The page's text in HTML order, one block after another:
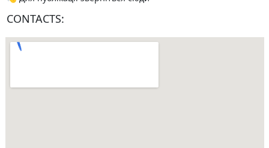
CONTACTS: